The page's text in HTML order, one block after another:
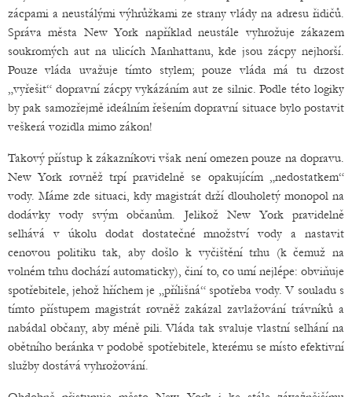
zácpami a neustálými výhrůžkami ze strany vlády na adresu řidičů.
Správa města New York například neustále vyhrožuje zákazem
soukromých aut na ulicích Manhattanu, kde jsou zácpy nejhorší.
Pouze vláda uvažuje tímto stylem; pouze vláda má tu drzost
„vyřešit“ dopravní zácpy vykázáním aut ze silnic. Podle této logiky
by pak samozřejmě ideálním řešením dopravní situace bylo postavit
veškerá vozidla mimo zákon!
Takový přístup k zákazníkovi však není omezen pouze na dopravu.
New York rovněž trpí pravidelně se opakujícím „nedostatkem“
vody. Máme zde situaci, kdy magistrát drží dlouholetý monopol na
dodávky vody svým občanům. Jelikož New York pravidelně
selhává v úkolu dodat dostatečné množství vody a nastavit
cenovou politiku tak, aby došlo k vyčištění trhu (k čemuž na
volném trhu dochází automaticky), činí to, co umí nejlépe: obviňuje
spotřebitele, jehož hříchem je „přílišná“ spotřeba vody. V souladu s
tímto přístupem magistrát rovněž zakázal zavlažování trávníků a
nabádal občany, aby méně pili. Vláda tak svaluje vlastní selhání na
obětního beránka v podobě spotřebitele, kterému se místo efektivní
služby dostává vyhrožování.